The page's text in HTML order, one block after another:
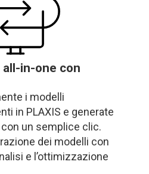
all-in-one con
i modelli
in PLAXIS e generate
un semplice clic.
dei modelli con
e l’ottimizzazione